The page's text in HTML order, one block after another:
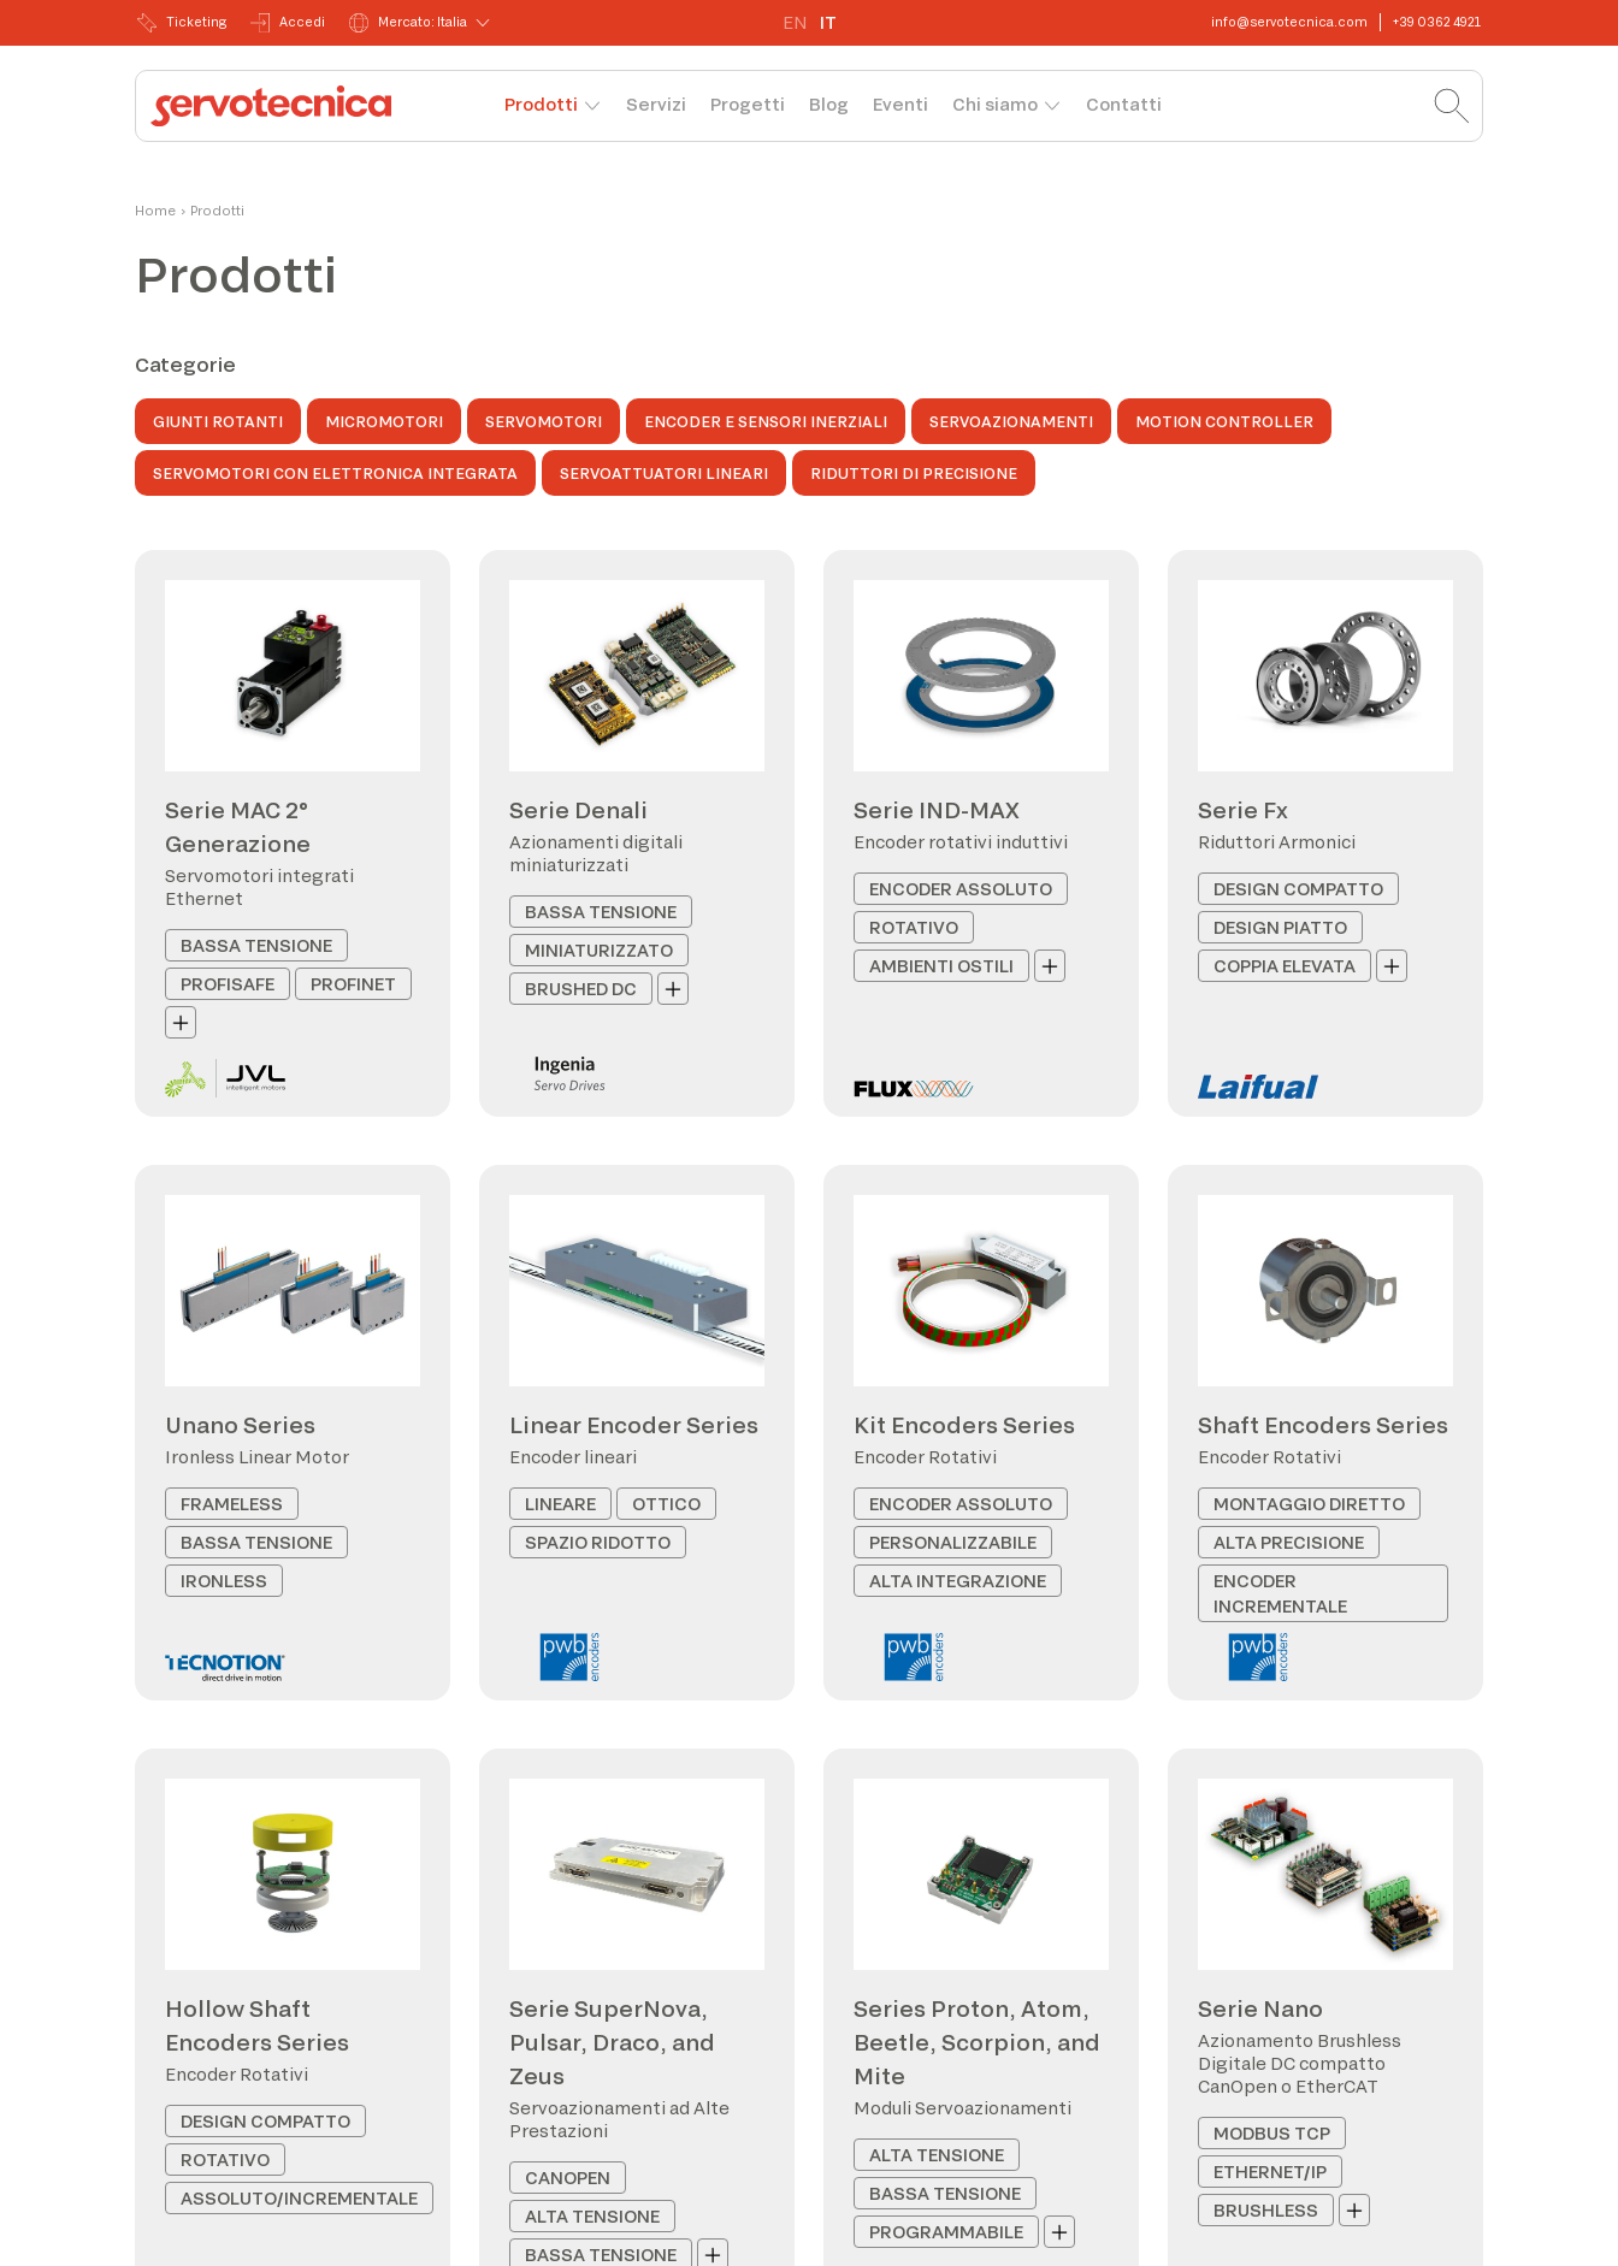
Ticketing Accedi Mercato: Italia EN IT info@servotecnica.com +39 0362 4921
Prodotti Servizi Progetti Blog Eventi Chi siamo Contatti
Home › Prodotti
Prodotti
Categorie
GIUNTI ROTANTI MICROMOTORI SERVOMOTORI ENCODER E SENSORI INERZIALI SERVOAZIONAMENTI MOTION CONTROLLER
SERVOMOTORI CON ELETTRONICA INTEGRATA SERVOATTUATORI LINEARI RIDUTTORI DI PRECISIONE
Serie MAC 2°
Generazione
Servomotori integrati
Ethernet
BASSA TENSIONE
PROFISAFE
PROFINET
Serie Denali
Azionamenti digitali
miniaturizzati
BASSA TENSIONE
MINIATURIZZATO
BRUSHED DC
Serie IND-MAX
Encoder rotativi induttivi
ENCODER ASSOLUTO
ROTATIVO
AMBIENTI OSTILI
Serie Fx
Riduttori Armonici
DESIGN COMPATTO
DESIGN PIATTO
COPPIA ELEVATA
Unano Series
Ironless Linear Motor
FRAMELESS
BASSA TENSIONE
IRONLESS
Linear Encoder Series
Encoder lineari
LINEARE
OTTICO
SPAZIO RIDOTTO
Kit Encoders Series
Encoder Rotativi
ENCODER ASSOLUTO
PERSONALIZZABILE
ALTA INTEGRAZIONE
Shaft Encoders Series
Encoder Rotativi
MONTAGGIO DIRETTO
ALTA PRECISIONE
ENCODER
INCREMENTALE
Hollow Shaft
Encoders Series
Encoder Rotativi
DESIGN COMPATTO
ROTATIVO
ASSOLUTO/INCREMENTALE
Serie SuperNova,
Pulsar, Draco, and
Zeus
Servoazionamenti ad Alte
Prestazioni
CANOPEN
ALTA TENSIONE
BASSA TENSIONE
Series Proton, Atom,
Beetle, Scorpion, and
Mite
Moduli Servoazionamenti
ALTA TENSIONE
BASSA TENSIONE
PROGRAMMABILE
Serie Nano
Azionamento Brushless
Digitale DC compatto
CanOpen o EtherCAT
MODBUS TCP
ETHERNET/IP
BRUSHLESS